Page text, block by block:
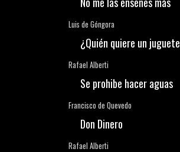
Luis de Góngora
¿Quién quiere un
Rafael Alberti
Se prohibe hacer aguas
Francisco de Quevedo
Don Dinero
Rafael Alberti